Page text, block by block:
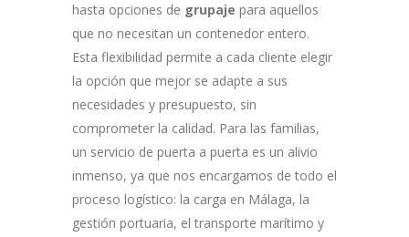
hasta opciones de grupaje para aquellos
que no necesitan un contenedor entero.
Esta flexibilidad permite a cada cliente elegir
la opción que mejor se adapte a sus
necesidades y presupuesto, sin
comprometer la calidad. Para las familias,
un servicio de puerta a puerta es un alivio
inmenso, ya que nos encargamos de todo el
proceso logístico: la carga en Málaga, la
gestión portuaria, el transporte marítimo y